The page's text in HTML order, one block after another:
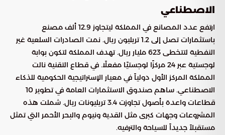
الاصطناعي
ارتفع عدد المصانع في المملكة ليتجاوز 12.9 ألف مصنع
باستثمارات تصل إلى 1.2 تريليون ريال. نمت الصادرات السلعية غير
النفطية لتتخطى 623 مليار ريال. تهدف المملكة لتكون بوابة
لوجستية عبر 24 مركزًا لوجستيًا مفعلًا. في قطاع التقنية نالت
المملكة المركز الأول دولياً في معيار الإستراتيجية الحكومية للذكاء
الاصطناعي. ساهم صندوق الاستثمارات العامة في تطوير 10
قطاعات واعدة بأصول تجاوزت 3.4 تريليونات ريال. شملت هذه
المشروعات وجهات كبرى مثل القدية ونيوم والبحر الأحمر التي تمثل
مستقبلاً جديداً للسياحة والترفيه.